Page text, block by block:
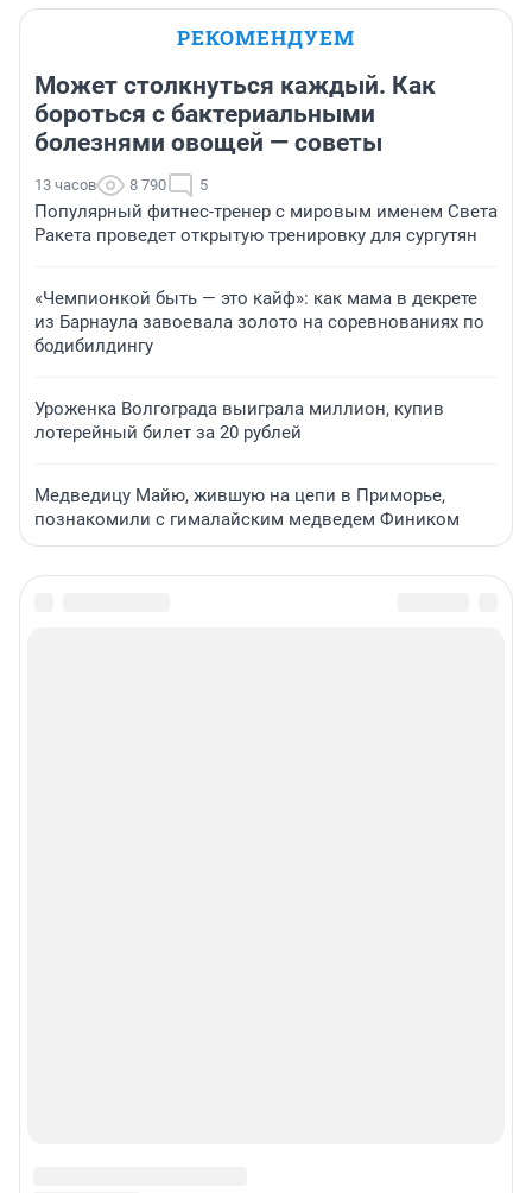
РЕКОМЕНДУЕМ
Может столкнуться каждый. Как
бороться с бактериальными
болезнями овощей — советы
13 часов 8 790 5
Популярный фитнес-тренер с мировым именем Света
Ракета проведет открытую тренировку для сургутян
«Чемпионкой быть — это кайф»: как мама в декрете
из Барнаула завоевала золото на соревнованиях по
бодибилдингу
Уроженка Волгограда выиграла миллион, купив
лотерейный билет за 20 рублей
Медведицу Майю, жившую на цепи в Приморье,
познакомили с гималайским медведем Фиником